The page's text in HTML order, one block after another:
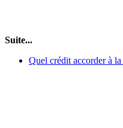
Suite...
Quel crédit accorder à